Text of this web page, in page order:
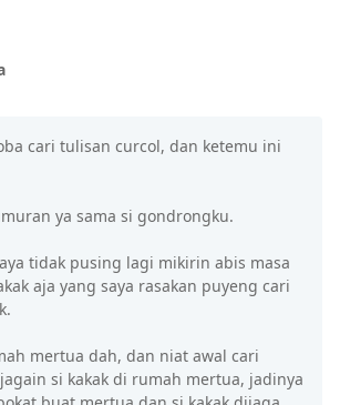
cari tulisan curcol, dan ketemu ini
ya sama si gondrongku.
tidak pusing lagi mikirin abis masa
aja yang saya rasakan puyeng cari
mertua dah, dan niat awal cari
si kakak di rumah mertua, jadinya